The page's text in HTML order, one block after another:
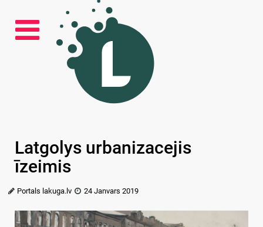
Latgolys urbanizacejis
īzeimis
Portals lakuga.lv 24 Janvars 2019